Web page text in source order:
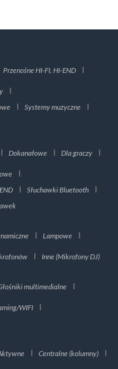
Przenośne HI-FI, HI-END
Systemy muzyczne
Dokanałowe Dla graczy
Słuchawki Bluetooth
Lampowe
Inne (Mikrofony DJ)
multimedialne
WIFI
Centralne (kolumny)